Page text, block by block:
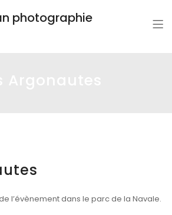
photographie
l’évènement dans le parc de la Navale.